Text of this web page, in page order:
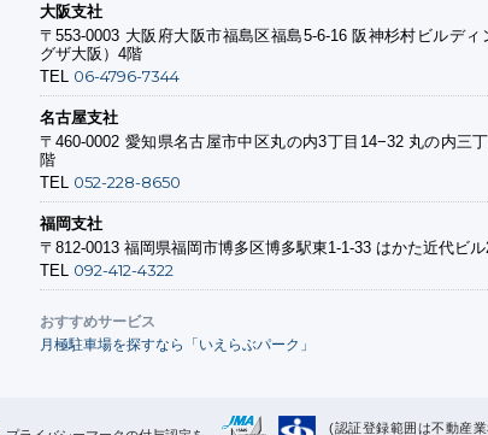
大阪支社
〒553-0003 大阪府大阪市福島区福島5-6-16 阪神杉村ビルディ
グザ大阪）4階
TEL 06-4796-7344
名古屋支社
〒460-0002 愛知県名古屋市中区丸の内3丁目14−32 丸の内三
階
TEL 052-228-8650
福岡支社
〒812-0013 福岡県福岡市博多区博多駅東1-1-33 はかた近代ビ
TEL 092-412-4322
おすすめサービス
月極駐車場を探すなら「いえらぶパーク」
(認証登録範囲は不動産業